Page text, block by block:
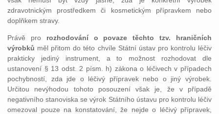
zdravotnickým prostředkem či kosmetickým přípravkem nebo
doplňkem stravy.
Právě pro rozhodování o povaze těchto tzv. hraničních
výrobků měl přitom do této chvíle Státní ústav pro kontrolu léčiv
prakticky jediný instrument, a to možnost rozhodovat dle
ustanovení § 13 odst. 2 písm. h) zákona o léčivech v případech
pochybností, zda jde o léčivý přípravek nebo o jiný výrobek.
Určitou nevýhodou tohoto posouzení však je, že v případě
negativního stanoviska se výrok Státního ústavu pro kontrolu léčiv
omezoval pouze na konstatování, že nejde o léčivý přípravek,